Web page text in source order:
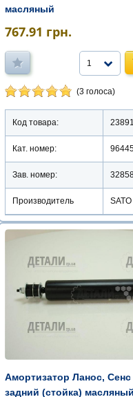
масляный
767.91 грн.
1
(3 голоса)
Код товара: 23891
Кат. номер:
Зав. номер:
Производитель SATO
Амортизатор Ланос, Сенс
задний (стойка) масляный